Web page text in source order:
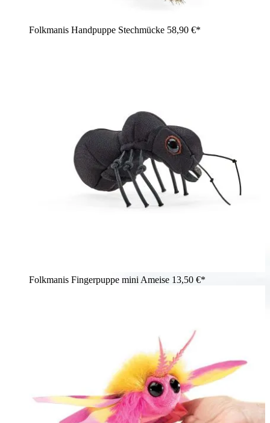
Folkmanis Handpuppe Stechmücke 58,90 €*
Folkmanis Fingerpuppe mini Ameise 13,50 €*